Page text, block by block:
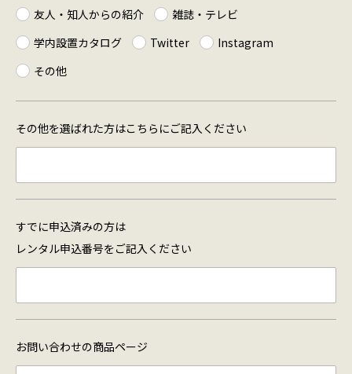
友人・知人からの紹介
雑誌・テレビ
学内設置カタログ
Twitter
Instagram
その他
その他を選ばれた方はこちらにご記入ください
すでに申込済みの方は
レンタル申込番号をご記入ください
お問い合わせの商品ページ